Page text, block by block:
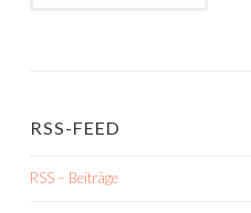
RSS-FEED
RSS – Beiträge